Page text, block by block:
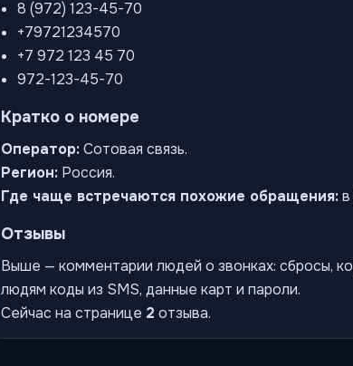
8 (972) 123-45-70
+79721234570
+7 972 123 45 70
972-123-45-70
Кратко о номере
Оператор:Сотовая связь.
Регион: Россия.
Где чаще встречаются похожие обращения:
Отзывы
Выше — комментарии людей о звонках: сбросы,
людям коды из SMS, данные карт и пароли.
Сейчас на странице 2 отзыва.